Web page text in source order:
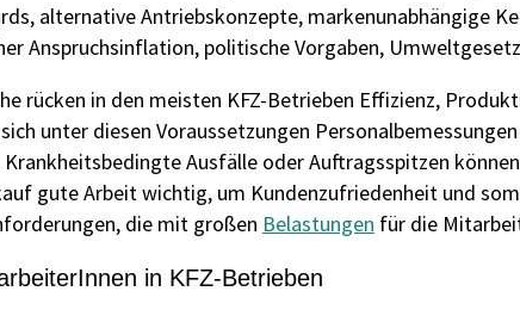
alternative Antriebskonzepte, markenunabhängige
Anspruchsinflation, politische Vorgaben,
rücken in den meisten KFZ-Betrieben Effizienz,
unter diesen Voraussetzungen
Ausfälle oder Auftragsspitzen
gute Arbeit wichtig, um Kundenzufriedenheit und
die mit großen Belastungen für die
in KFZ-Betrieben